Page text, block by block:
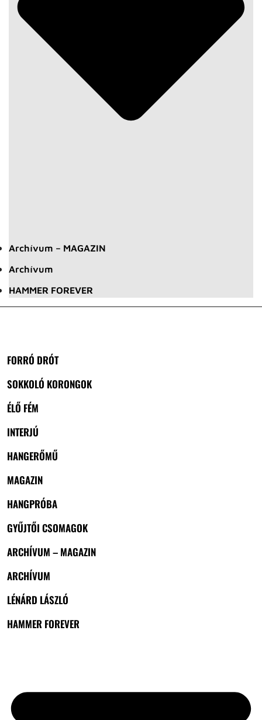
Archívum – MAGAZIN
Archívum
HAMMER FOREVER
FORRÓ DRÓT
SOKKOLÓ KORONGOK
ÉLŐ FÉM
INTERJÚ
HANGERŐMŰ
MAGAZIN
HANGPRÓBA
GYŰJTŐI CSOMAGOK
ARCHÍVUM – MAGAZIN
ARCHÍVUM
LÉNÁRD LÁSZLÓ
HAMMER FOREVER